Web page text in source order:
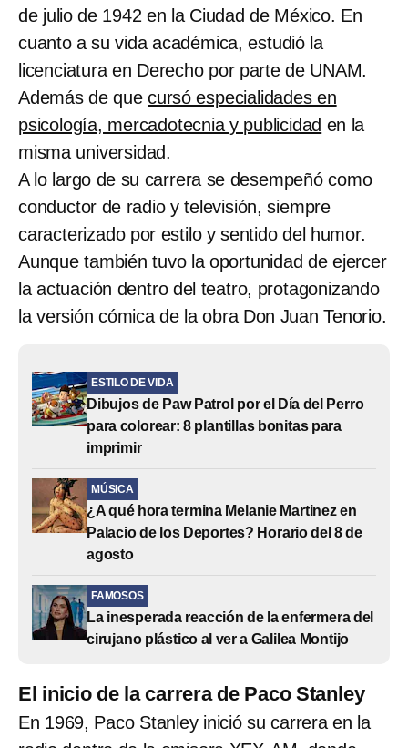
de julio de 1942 en la Ciudad de México. En
cuanto a su vida académica, estudió la
licenciatura en Derecho por parte de UNAM.
Además de quecursó especialidades en
psicología, mercadotecnia y publicidad en la
misma universidad.
A lo largo de su carrera se desempeñó como
conductor de radio y televisión, siempre
caracterizado por estilo y sentido del humor.
Aunque también tuvo la oportunidad de ejercer
la actuación dentro del teatro, protagonizando
la versión cómica de la obra Don Juan Tenorio.
ESTILO DE VIDA
Dibujos de Paw Patrol por el Día del Perro
para colorear: 8 plantillas bonitas para
imprimir
MÚSICA
¿A qué hora termina Melanie Martinez en
Palacio de los Deportes? Horario del 8 de
agosto
FAMOSOS
La inesperada reacción de la enfermera del
cirujano plástico al ver a Galilea Montijo
El inicio de la carrera de Paco Stanley
En 1969, Paco Stanley inició su carrera en la